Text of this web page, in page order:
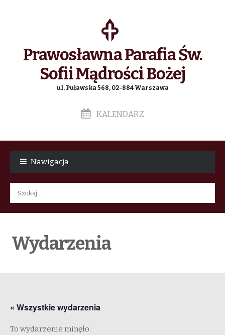
Prawosławna Parafia Św.
Sofii Mądrości Bożej
ul. Puławska 568, 02-884 Warszawa
KALENDARZ
Nawigacja
Szukaj:
Wydarzenia
« Wszystkie wydarzenia
To wydarzenie minęło.